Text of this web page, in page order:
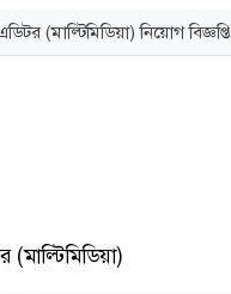
(মাল্টিমিডিয়া) নিয়োগ বিজ্ঞপ্তি